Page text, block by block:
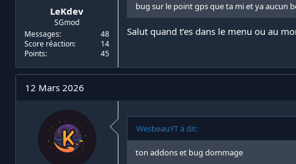
LeKdev
SGmod
Messages
48
Score réaction
14
Points
45
bug sur le point gps que ta mi et ya aucun
Salut quand t’es dans le menu ou au
12 Mars 2026
WesbeauYT à dit:
ton addons et bug dommage